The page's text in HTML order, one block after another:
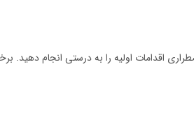
اقدامات اولیه را به درستی انجام دهید.